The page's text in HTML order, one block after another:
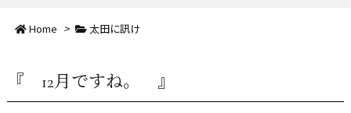
Home > 太田に訊け
『 12月ですね。 』